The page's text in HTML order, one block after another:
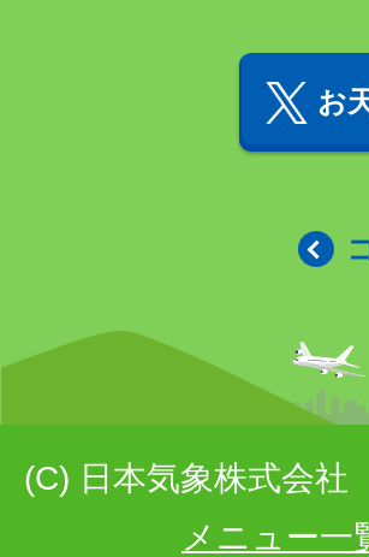
お
(C) 日本気象株式会社
メニュー一